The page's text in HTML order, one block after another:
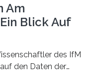
Am
Blick Auf
des IfM
den Daten der